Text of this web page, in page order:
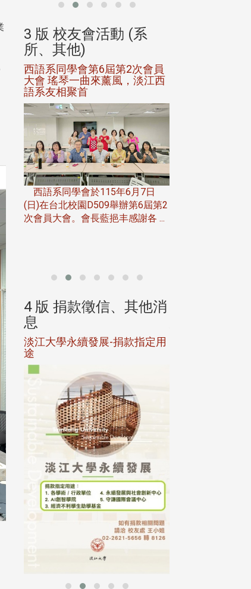
2
員
校
3 版 校友會活動 (系
所、其他)
西語系同學會第6屆第2次會員
大會 瑤琴一曲來薰風，淡江西
語系友相聚首
西語系同學會於115年6月7日
(日)在台北校園D509舉辦第6屆第2
次會員大會。會長藍挹丰感謝各 ...
4 版 捐款徵信、其他消
息
淡江大學永續發展-捐款指定用
途